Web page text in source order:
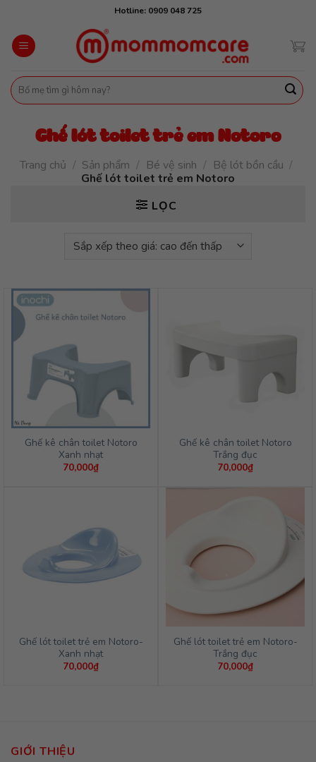
content
Hotline: 0909 048 725
Tìm
kiếm:
Ghế lót toilet trẻ em Notoro
Trang chủ / Sản phẩm / Bé vệ sinh / Bệ lót bồn cầu /
Ghế lót toilet trẻ em Notoro
LỌC
Ghế kê chân toilet Notoro
Xanh nhạt
70,000₫
Ghế kê chân toilet Notoro
Trắng đục
70,000₫
Ghế lót toilet trẻ em Notoro-
Xanh nhạt
70,000₫
Ghế lót toilet trẻ em Notoro-
Trắng đục
70,000₫
GIỚI THIỆU